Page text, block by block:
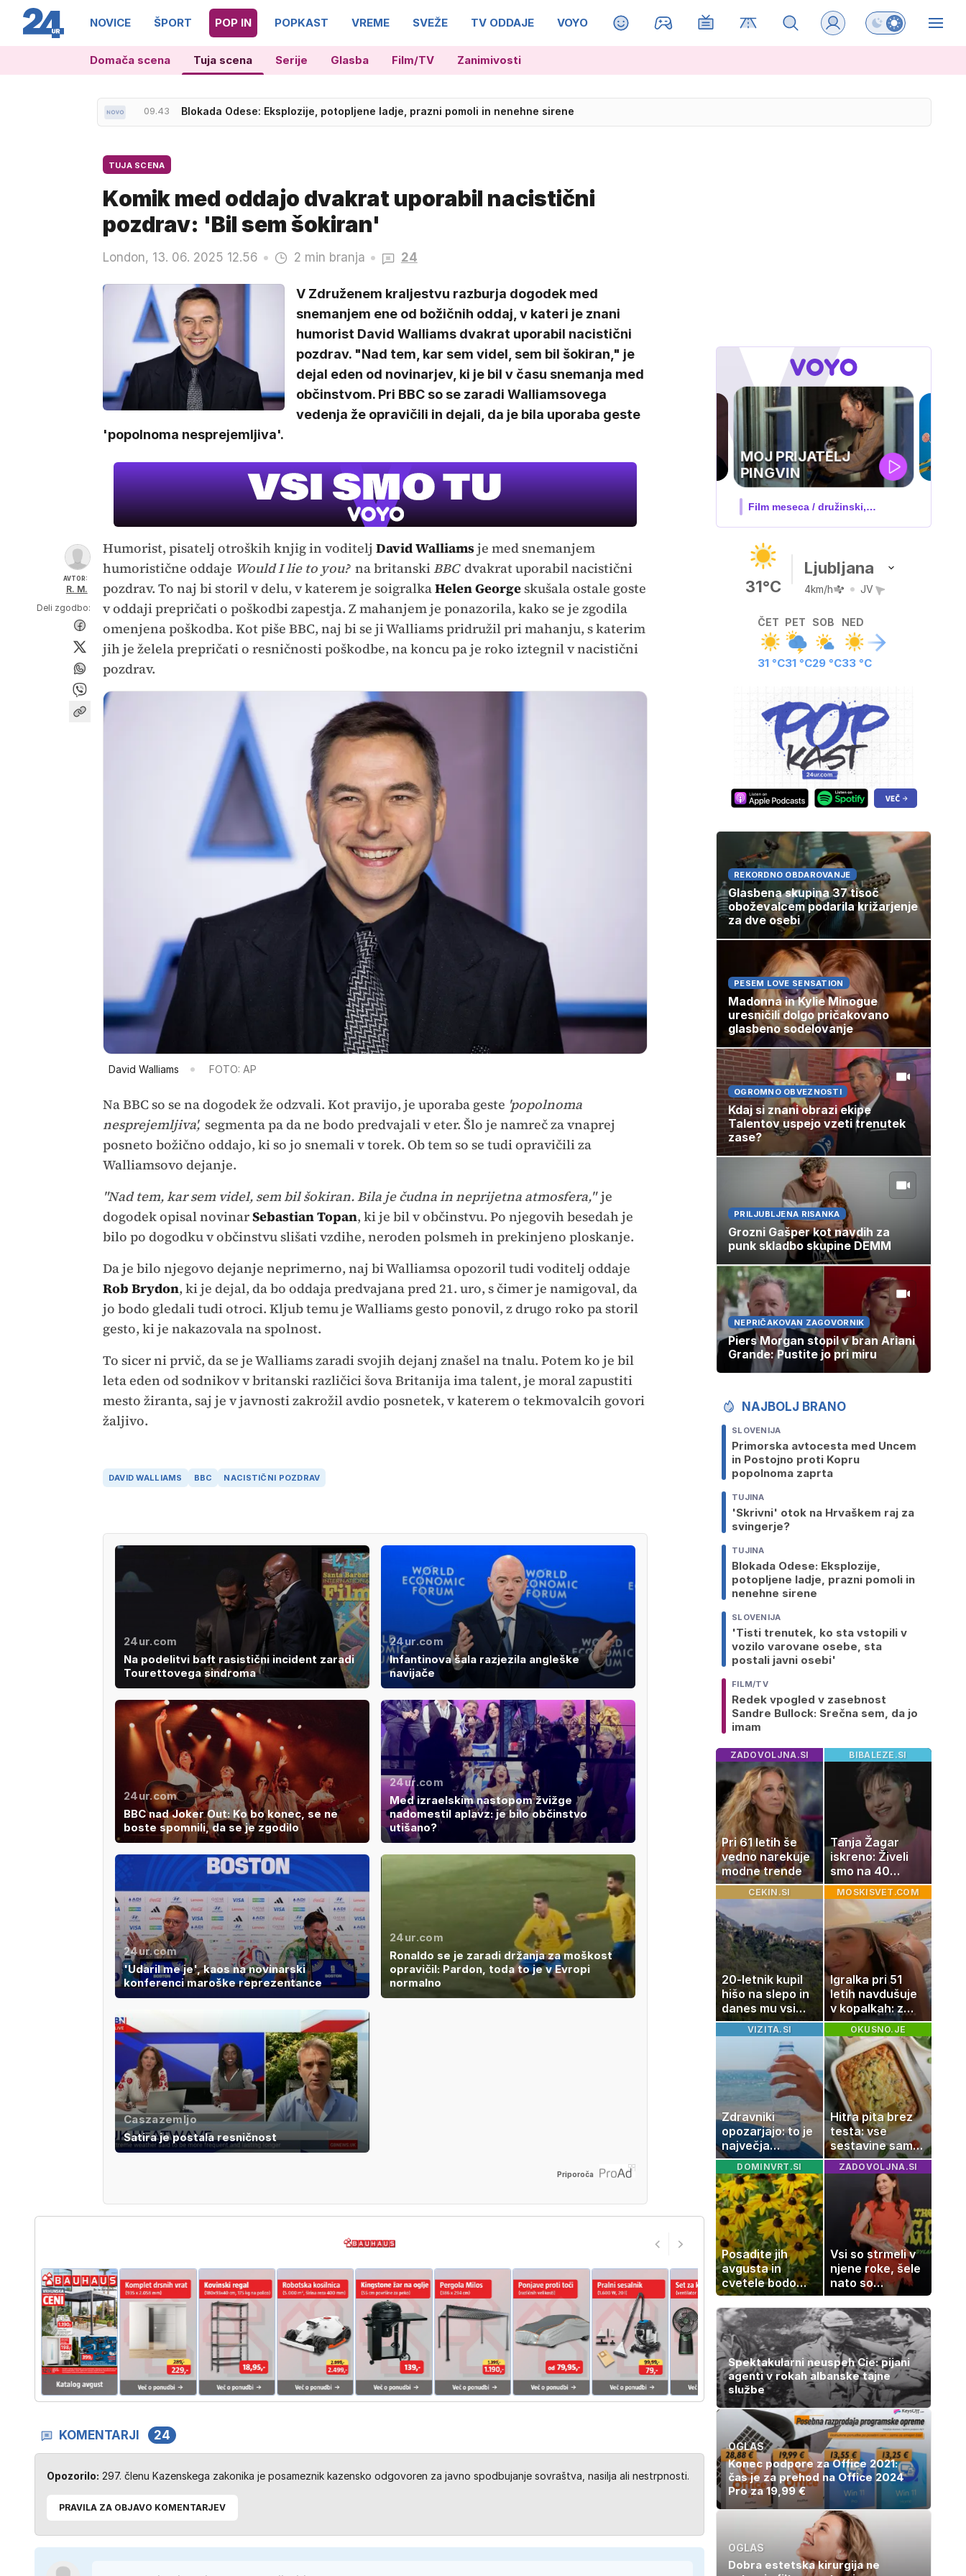
NOVICE ŠPORT POP IN POPKAST VREME SVEŽE TV ODDAJE VOYO MAGAZIN Preklopi barvni
Domača scena Tuja scena Serije Glasba Film/TV Zanimivosti
09.43 Blokada Odese: Eksplozije, potopljene ladje, prazni pomoli in nenehne sirene
09.53 Zakaj naj bi Anamaria Goltes v resnici umaknila zahtevek za preživnino?
TUJA SCENA
Komik med oddajo dvakrat uporabil nacistični
pozdrav: 'Bil sem šokiran'
London, 13. 06. 2025 12.56 2 min branja 24
V Združenem kraljestvu razburja dogodek med
snemanjem ene od božičnih oddaj, v kateri je znani
humorist David Walliams dvakrat uporabil nacistični
pozdrav. "Nad tem, kar sem videl, sem bil šokiran," je
dejal eden od novinarjev, ki je bil v času snemanja med
občinstvom. Pri BBC so se zaradi Walliamsovega
vedenja že opravičili in dejali, da je bila uporaba geste
'popolnoma nesprejemljiva'.
AVTOR:
R. M.
Deli zgodbo:
Humorist, pisatelj otroških knjig in voditelj David Walliamsje med snemanjem
humoristične oddaje Would I lie to you? na britanskiBBC dvakrat uporabil nacistični
pozdrav. To naj bi storil v delu, v katerem je soigralkaHelen Georgeskušala ostale goste
v oddaji prepričati o poškodbi zapestja. Z mahanjem je ponazorila, kako se je zgodila
omenjena poškodba. Kot piše BBC, naj bi se ji Walliams pridružil pri mahanju, s katerim
jih je želela prepričati o resničnosti poškodbe, na koncu pa je roko iztegnil v nacistični
pozdrav.
David Walliams FOTO: AP
Na BBC so se na dogodek že odzvali. Kot pravijo, je uporaba geste 'popolnoma
nesprejemljiva', segmenta pa da ne bodo predvajali v eter. Šlo je namreč za vnaprej
posneto božično oddajo, ki so jo snemali v torek. Ob tem so se tudi opravičili za
Walliamsovo dejanje.
"Nad tem, kar sem videl, sem bil šokiran. Bila je čudna in neprijetna atmosfera,"je
dogodek opisal novinarSebastian Topan, ki je bil v občinstvu. Po njegovih besedah je
bilo po dogodku v občinstvu slišati vzdihe, neroden polsmeh in prekinjeno ploskanje.
Da je bilo njegovo dejanje neprimerno, naj bi Walliamsa opozoril tudi voditelj oddaje
Rob Brydon, ki je dejal, da bo oddaja predvajana pred 21. uro, s čimer je namigoval, da
jo bodo gledali tudi otroci. Kljub temu je Walliams gesto ponovil, z drugo roko pa storil
gesto, ki je nakazovala na spolnost.
To sicer ni prvič, da se je Walliams zaradi svojih dejanj znašel na tnalu. Potem ko je bil
leta eden od sodnikov v britanski različici šova Britanija ima talent, je moral zapustiti
mesto žiranta, saj je v javnosti zakrožil avdio posnetek, v katerem o tekmovalcih govori
žaljivo.
DAVID WALLIAMS BBC NACISTIČNI POZDRAV
24ur.com
Na podelitvi baft rasistični incident zaradi
Tourettovega sindroma
24ur.com
Infantinova šala razjezila angleške
navijače
24ur.com
BBC nad Joker Out: Ko bo konec, se ne
boste spomnili, da se je zgodilo
24ur.com
Med izraelskim nastopom žvižge
nadomestil aplavz: je bilo občinstvo
utišano?
24ur.com
'Udaril me je', kaos na novinarski
konferenci maroške reprezentance
24ur.com
Ronaldo se je zaradi držanja za moškost
opravičil: Pardon, toda to je v Evropi
normalno
Caszazemljo
Satira je postala resničnost
Priporoča
KOMENTARJI 24
Opozorilo: 297. členu Kazenskega zakonika je posameznik kazensko odgovoren za javno spodbujanje sovraštva, nasilja ali nestrpnosti.
PRAVILA ZA OBJAVO KOMENTARJEV
IQ 160
Nova hrvaška serija
31°C
Ljubljana
4km/h JV
ČET
31 °C
PET
31 °C
SOB
29 °C
NED
33 °C
REKORDNO OBDAROVANJE
Glasbena skupina 37 tisoč
oboževalcem podarila križarjenje
za dve osebi
PESEM LOVE SENSATION
Madonna in Kylie Minogue
uresničili dolgo pričakovano
glasbeno sodelovanje
OGROMNO OBVEZNOSTI
Kdaj si znani obrazi ekipe
Talentov uspejo vzeti trenutek
zase?
PRILJUBLJENA RISANKA
Grozni Gašper kot navdih za
punk skladbo skupine DEMM
NEPRIČAKOVAN ZAGOVORNIK
Piers Morgan stopil v bran Ariani
Grande: Pustite jo pri miru
NAJBOLJ BRANO
SLOVENIJA
Primorska avtocesta med Uncem
in Postojno proti Kopru
popolnoma zaprta
TUJINA
'Skrivni' otok na Hrvaškem raj za
svingerje?
TUJINA
Blokada Odese: Eksplozije,
potopljene ladje, prazni pomoli in
nenehne sirene
SLOVENIJA
'Tisti trenutek, ko sta vstopili v
vozilo varovane osebe, sta
postali javni osebi'
FILM/TV
Redek vpogled v zasebnost
Sandre Bullock: Srečna sem, da jo
imam
ZADOVOLJNA.SI
Pri 61 letih še
vedno narekuje
modne trende
BIBALEZE.SI
Tanja Žagar
iskreno: Živeli
smo na 40
kvadratih, a
imela sem vse,
kar otrok
potrebuje
CEKIN.SI
20-letnik kupil
hišo na slepo in
danes mu vsi
zavidajo
MOSKISVET.COM
Igralka pri 51
letih navdušuje
v kopalkah: z
možem uživa v
romantičnem
poletju
VIZITA.SI
Zdravniki
opozarjajo: to je
največja
napaka, ki jo
ljudje delajo med
vročino
OKUSNO.JE
Hitra pita brez
testa: vse
sestavine samo
zmešate in
pečica opravi
DOMINVRT.SI
Posadite jih
avgusta in
cvetele bodo
vse do zime
ZADOVOLJNA.SI
Vsi so strmeli v
njene roke, šele
nato so
ugotovili, kaj
drži
Spektakularni neuspeh Cie: pijani
agenti v rokah albanske tajne
službe
OGLAS
Konec podpore za Office 2021:
čas je za prehod na Office 2024
Pro za 19,99 €
OGLAS
Dobra estetska kirurgija ne